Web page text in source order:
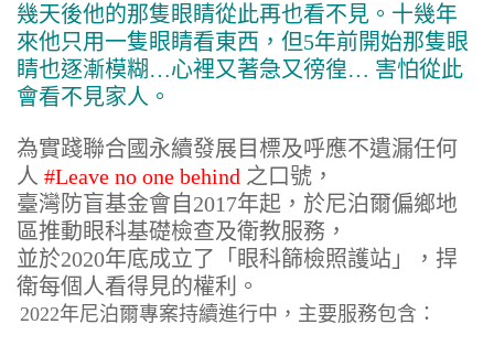
幾天後他的那隻眼睛從此再也看不見。十幾年
來他只用一隻眼睛看東西，但5年前開始那隻眼
睛也逐漸模糊…心裡又著急又徬徨… 害怕從此
會看不見家人。
為實踐聯合國永續發展目標及呼應不遺漏任何
人 #Leave no one behind 之口號，
臺灣防盲基金會自2017年起，於尼泊爾偏鄉地
區推動眼科基礎檢查及衛教服務，
並於2020年底成立了「眼科篩檢照護站」，捍
衛每個人看得見的權利。
2022年尼泊爾專案持續進行中，主要服務包含：